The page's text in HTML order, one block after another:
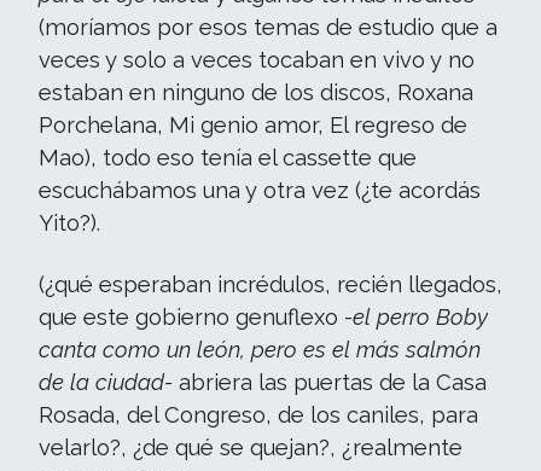
(moríamos por esos temas de estudio que a
veces y solo a veces tocaban en vivo y no
estaban en ninguno de los discos, Roxana
Porchelana, Mi genio amor, El regreso de
Mao), todo eso tenía el cassette que
escuchábamos una y otra vez (¿te acordás
Yito?).
(¿qué esperaban incrédulos, recién llegados,
que este gobierno genuflexo -el perro Boby
canta como un león, pero es el más salmón
de la ciudad- abriera las puertas de la Casa
Rosada, del Congreso, de los caniles, para
velarlo?, ¿de qué se quejan?, ¿realmente